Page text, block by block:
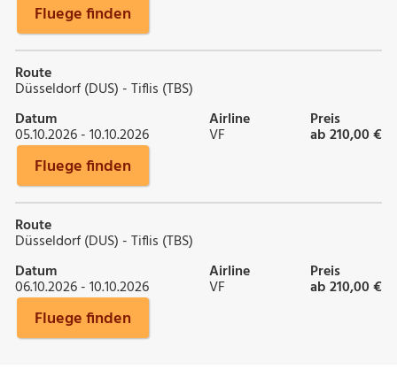
Fluege finden
Route
Düsseldorf (DUS) - Tiflis (TBS)
Datum
05.10.2026 - 10.10.2026
Airline
VF
Preis
ab 210,00 €
Fluege finden
Route
Düsseldorf (DUS) - Tiflis (TBS)
Datum
06.10.2026 - 10.10.2026
Airline
VF
Preis
ab 210,00 €
Fluege finden